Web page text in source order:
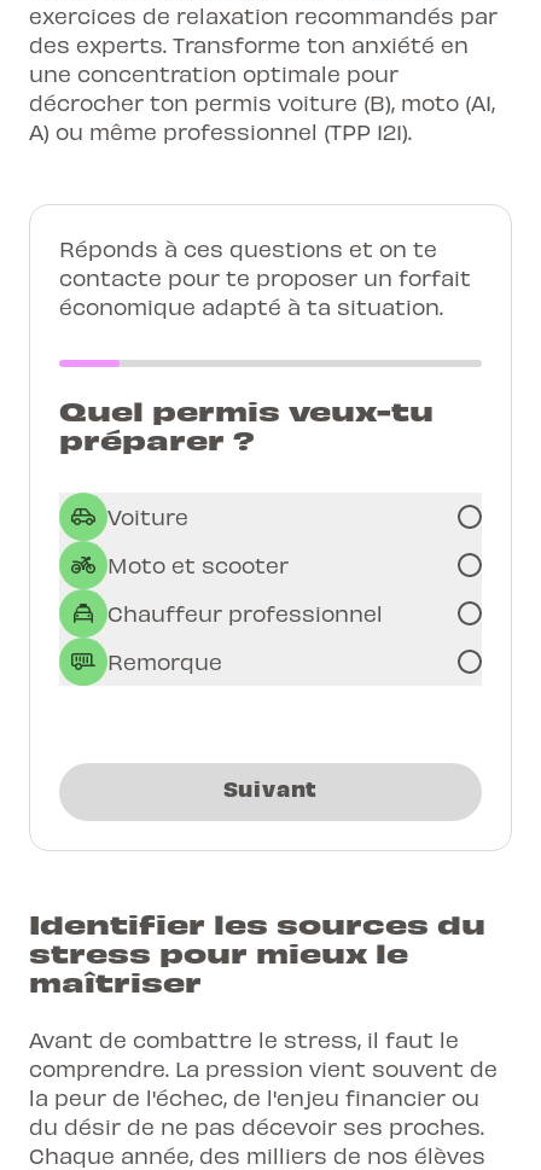
exercices de relaxation recommandés par
des experts. Transforme ton anxiété en
une concentration optimale pour
décrocher ton permis voiture (B), moto (A1,
A) ou même professionnel (TPP 121).
Réponds à ces questions et on te
contacte pour te proposer un forfait
économique adapté à ta situation.
Quel permis veux-tu
préparer ?
Voiture
Moto et scooter
Chauffeur professionnel
Remorque
Suivant
Identifier les sources du
stress pour mieux le
maîtriser
Avant de combattre le stress, il faut le
comprendre. La pression vient souvent de
la peur de l'échec, de l'enjeu financier ou
du désir de ne pas décevoir ses proches.
Chaque année, des milliers de nos élèves